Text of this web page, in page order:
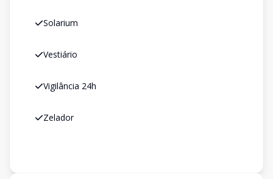
Solarium
Vestiário
Vigilância 24h
Zelador